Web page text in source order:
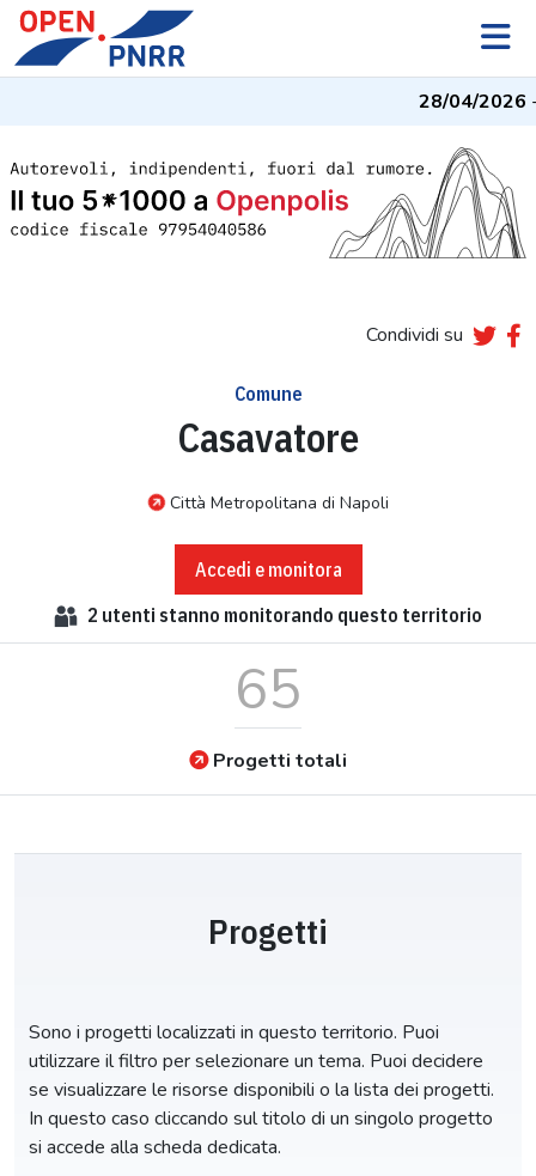
28/04/2026- I
Condividi su
Comune
Casavatore
Città Metropolitana di Napoli
Accedi e monitora
2 utenti stanno monitorando questo territorio
65
Progetti totali
Progetti
Sono i progetti localizzati in questo territorio. Puoi
utilizzare il filtro per selezionare un tema. Puoi decidere
se visualizzare le risorse disponibili o la lista dei progetti.
In questo caso cliccando sul titolo di un singolo progetto
si accede alla scheda dedicata.